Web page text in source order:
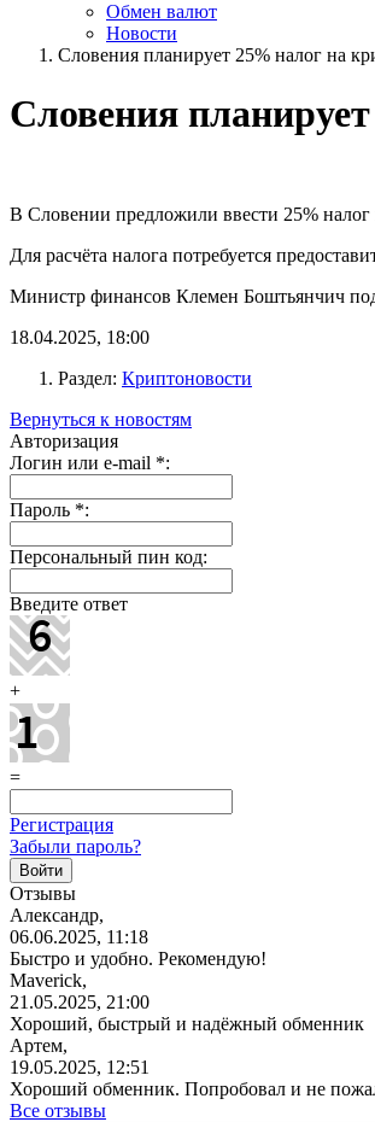
Обмен валют
Новости
Словения планирует 25% налог на
Словения
В Словении предложили ввести 25% налог
Для расчёта налога потребуется
Министр финансов Клемен Боштьянчич
18.04.2025, 18:00
Раздел: Криптоновости
Вернуться к новостям
Авторизация
Логин или e-mail *:
Пароль *:
Персональный пин код:
Введите ответ
+
=
Регистрация
Забыли пароль?
Отзывы
Александр,
06.06.2025, 11:18
Быстро и удобно. Рекомендую!
Maverick,
21.05.2025, 21:00
Хороший, быстрый и надёжный обменник
Артем,
19.05.2025, 12:51
Хороший обменник. Попробовал и не
Все отзывы